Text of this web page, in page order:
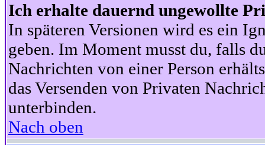
Ich erhalte dauernd ungewollte
In späteren Versionen wird es ein
geben. Im Moment musst du, falls
Nachrichten von einer Person
das Versenden von Privaten
unterbinden.
Nach oben